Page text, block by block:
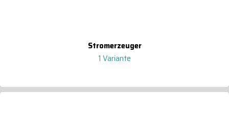
Stromerzeuger
1 Variante